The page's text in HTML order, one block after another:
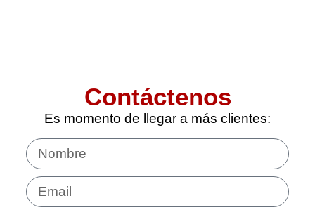
Contáctenos
Es momento de llegar a más clientes: